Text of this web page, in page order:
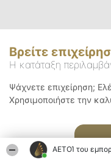
ΑΕΤΟΊ του
Βρείτε
Η κατάταξη
Ψάχνετε επιχείρηση;
Χρησιμοποιήστε την